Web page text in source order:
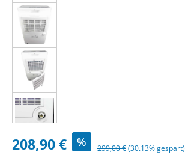
Verkaufspreis:
208,90 € % Regulärer Preis:
299,00 €(30.13% gespart)